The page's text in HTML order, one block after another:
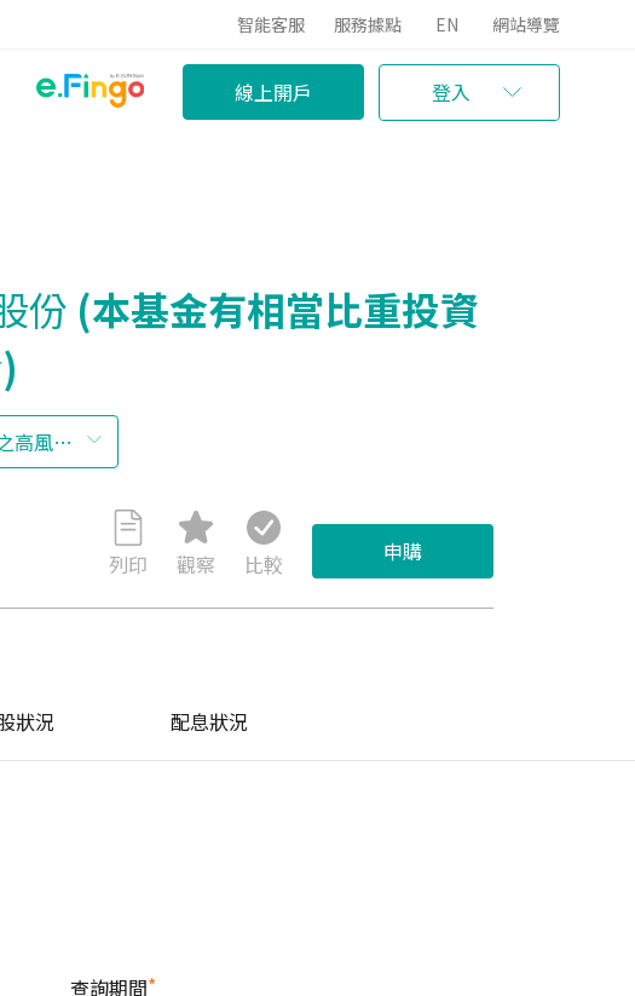
智能客服 服務據點 EN 網站導覽
線上開戶 登入
份 (本基金有相當比重投資
列印 觀察 比較 申購
狀況 配息狀況
查詢期間*